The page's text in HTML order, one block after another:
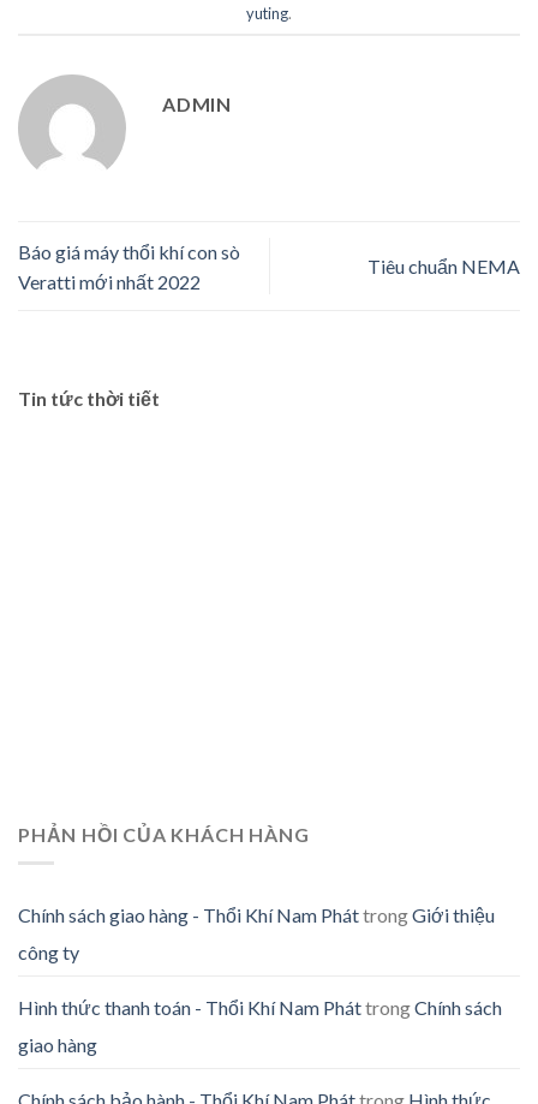
yuting.
ADMIN
Báo giá máy thổi khí con sò
Veratti mới nhất 2022
Tiêu chuẩn NEMA
Tin tức thời tiết
PHẢN HỒI CỦA KHÁCH HÀNG
Chính sách giao hàng - Thổi Khí Nam PháttrongGiới thiệu
công ty
Hình thức thanh toán - Thổi Khí Nam PháttrongChính sách
giao hàng